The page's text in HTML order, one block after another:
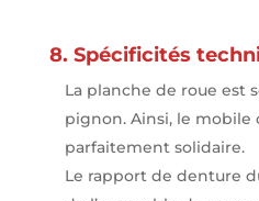
8. Spécificités
La planche de roue est
pignon. Ainsi, le
parfaitement solidaire.
Le rapport de denture